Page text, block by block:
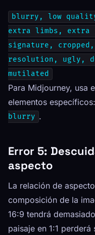
blurry, low
extra limbs, extra
signature,
resolution, ugly,
mutilated
Para Midjourney, usa
elementos específicos:
blurry .
Error 5:
aspecto
La relación de
composición de la
16:9 tendrá
paisaje en 1:1